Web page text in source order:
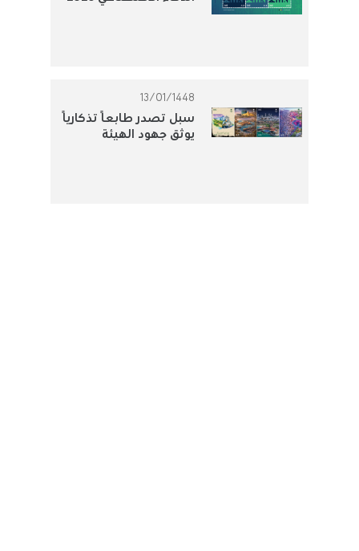
13/01/1448
سبل تصدر طابعًا تذكاريًا
يوثق جهود الهيئة